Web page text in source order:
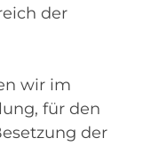
der
wir im
für den
der